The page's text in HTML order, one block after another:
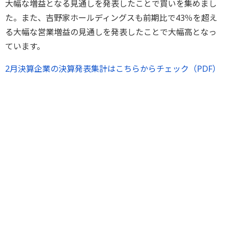
大幅な増益となる見通しを発表したことで買いを集めまし
た。また、吉野家ホールディングスも前期比で43％を超え
る大幅な営業増益の見通しを発表したことで大幅高となっ
ています。
2月決算企業の決算発表集計はこちらからチェック（PDF）